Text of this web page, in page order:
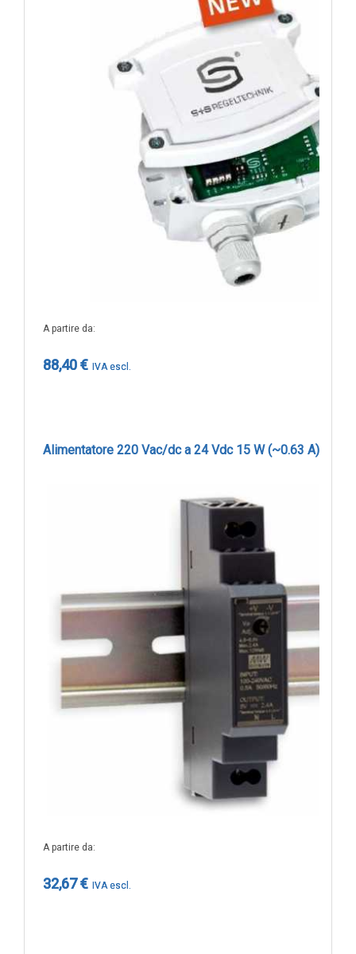
A partire da
88,40 €
Alimentatore 220 Vac/dc a 24 Vdc 15 W (~0.63 A) -
A partire da
32,67 €